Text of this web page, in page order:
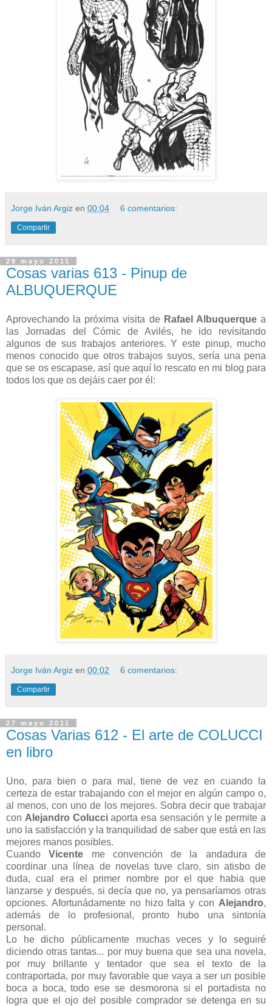
Jorge Iván Argiz en 00:04 6 comentarios:
Compartir
28 mayo 2011
Cosas varias 613 - Pinup de
ALBUQUERQUE
Aprovechando la próxima visita de Rafael Albuquerquea
las Jornadas del Cómic de Avilés, he ido revisitando
algunos de sus trabajos anteriores. Y este pinup, mucho
menos conocido que otros trabajos suyos, sería una pena
que se os escapase, así que aquí lo rescato en mi blog para
todos los que os dejáis caer por él:
Jorge Iván Argiz en 00:02 6 comentarios:
Compartir
27 mayo 2011
Cosas Varias 612 - El arte de COLUCCI
en libro
Uno, para bien o para mal, tiene de vez en cuando la
certeza de estar trabajando con el mejor en algún campo o,
al menos, con uno de los mejores. Sobra decir que trabajar
con Alejandro Colucciaporta esa sensación y le permite a
uno la satisfacción y la tranquilidad de saber que está en las
mejores manos posibles.
CuandoVicente me convención de la andadura de
coordinar una línea de novelas tuve claro, sin atisbo de
duda, cual era el primer nombre por el que habia que
lanzarse y después, si decía que no, ya pensaríamos otras
opciones. Afortunádamente no hizo falta y con Alejandro,
además de lo profesional, pronto hubo una sintonía
personal.
Lo he dicho públicamente muchas veces y lo seguiré
diciendo otras tantas... por muy buena que sea una novela,
por muy brillante y tentador que sea el texto de la
contraportada, por muy favorable que vaya a ser un posible
boca a boca, todo ese se desmorona si el portadista no
logra que el ojo del posible comprador se detenga en su